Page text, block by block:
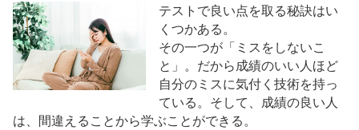
テストで良い点を取る秘訣はい
くつかある。
その一つが「ミスをしないこ
と」。だから成績のいい人ほど
自分のミスに気付く技術を持っ
ている。そして、成績の良い人
は、間違えることから学ぶことができる。